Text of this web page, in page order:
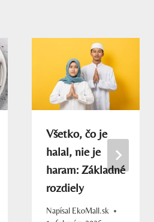
Všetko, čo je
halal, nie je
haram: Základné
rozdiely
Napísal EkoMall.sk